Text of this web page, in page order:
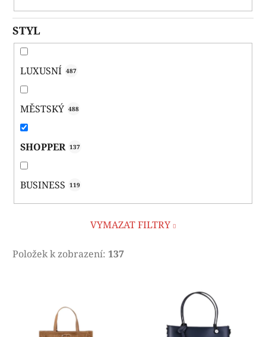
STYL
LUXUSNÍ 487
MĚSTSKÝ 488
SHOPPER 137
BUSINESS 119
VYMAZAT FILTRY
Položek k zobrazení: 137